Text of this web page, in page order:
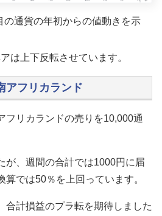
の通貨の年初からの値動きを示
は上下反転させています。
アフリカランド
フリカランドの売りを10,000通
が、週間の合計では1000円に届
算では50％を上回っています。
合計損益のプラ転を期待しました